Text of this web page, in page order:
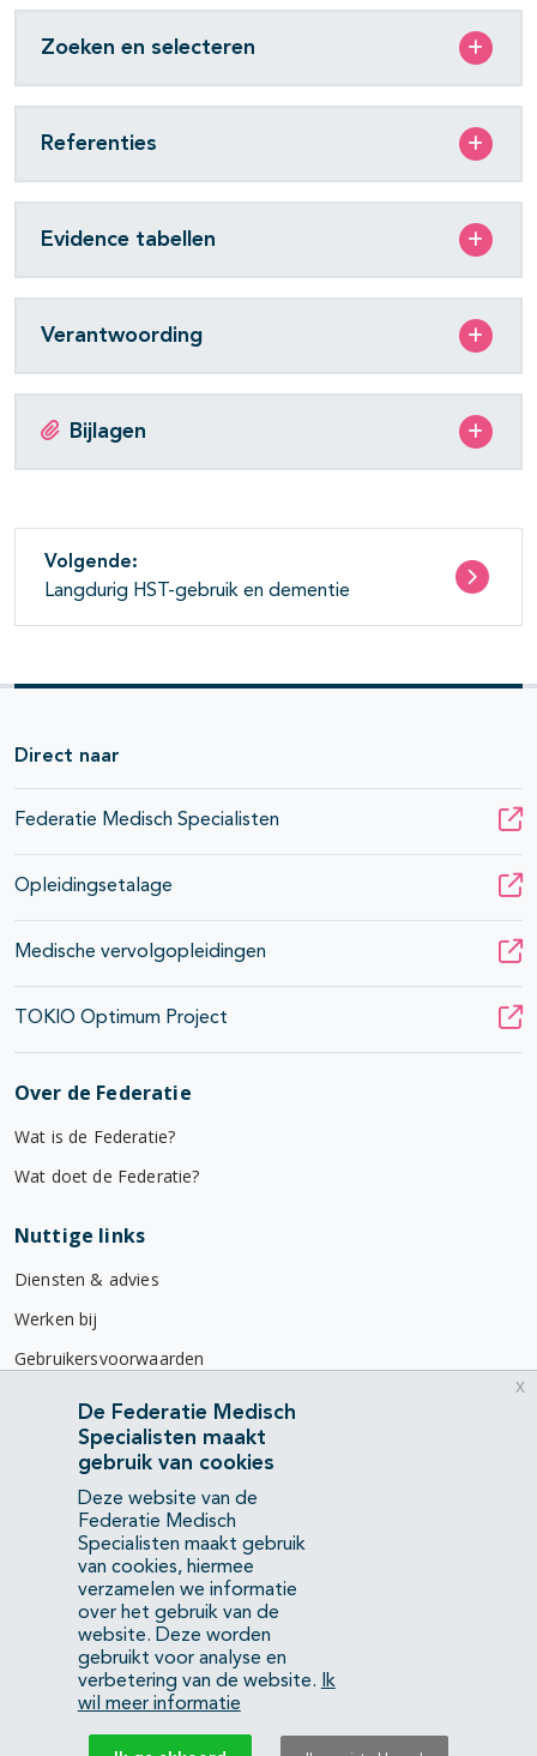
Zoeken en selecteren
Referenties
Evidence tabellen
Verantwoording
Bijlagen
Volgende:
Langdurig HST-gebruik en dementie
Direct naar
Federatie Medisch Specialisten
Opleidingsetalage
Medische vervolgopleidingen
TOKIO Optimum Project
Over de Federatie
Wat is de Federatie?
Wat doet de Federatie?
Nuttige links
Diensten & advies
Werken bij
Gebruikersvoorwaarden
Privacyverklaring
Contact
Mercatorlaan 1200
3528 BL Utrecht
(088) 505 34 34
info@richtlijnendatabase.nl
YouTubeLinkedIn
De Federatie Medisch
Specialisten maakt
gebruik van cookies
Deze website van de
Federatie Medisch
Specialisten maakt gebruik
van cookies, hiermee
verzamelen we informatie
over het gebruik van de
website. Deze worden
gebruikt voor analyse en
verbetering van de website.
Ik
wil meer informatie
x